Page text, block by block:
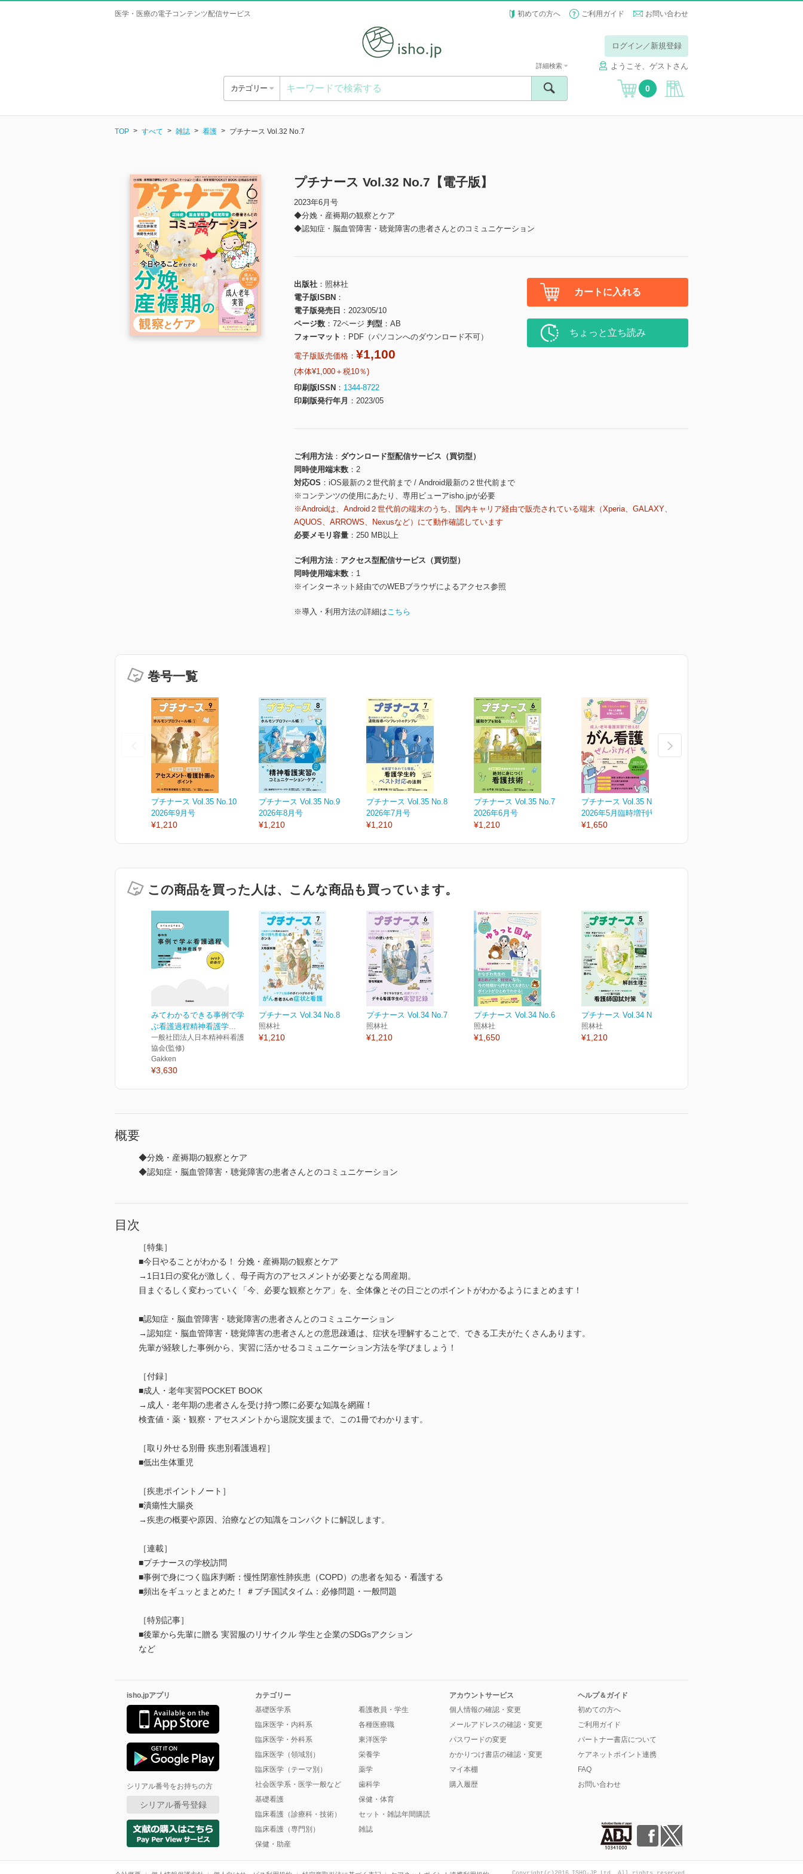
医学・医療の電子コンテンツ配信サービス 初めての方へ ご利用ガイド お問い合わせ
ログイン／新規登録
ようこそ、ゲストさん
カテゴリー
詳細検索
0
TOP すべて 雑誌 看護 プチナース Vol.32 No.7
プチナース Vol.32 No.7【電子版】
2023年6月号
◆分娩・産褥期の観察とケア
◆認知症・脳血管障害・聴覚障害の患者さんとのコミュニケーション
出版社
照林社
電子版ISBN
電子版発売日
2023/05/10
ページ数
72ページ 判型
AB
フォーマット
PDF（パソコンへのダウンロード不可）
電子版販売価格： ¥1,100
(本体¥1,000＋税10％)
印刷版ISSN
1344-8722
印刷版発行年月
2023/05
カートに入れる
ちょっと立ち読み
ご利用方法
ダウンロード型配信サービス（買切型）
同時使用端末数
2
対応OS
iOS最新の２世代前まで / Android最新の２世代前まで
※コンテンツの使用にあたり、専用ビューアisho.jpが必要
※Androidは、Android２世代前の端末のうち、国内キャリア経由で販売されている端末（Xperia、GALAXY、
AQUOS、ARROWS、Nexusなど）にて動作確認しています
必要メモリ容量
250 MB以上
ご利用方法
アクセス型配信サービス（買切型）
同時使用端末数
1
※インターネット経由でのWEBブラウザによるアクセス参照
※導入・利用方法の詳細はこちら
巻号一覧
プチナース Vol.35 No.10
2026年9月号
¥1,210
プチナース Vol.35 No.9
2026年8月号
¥1,210
プチナース Vol.35 No.8
2026年7月号
¥1,210
プチナース Vol.35 No.7
2026年6月号
¥1,210
プチナース Vol.35 No.6
2026年5月臨時増刊号
¥1,650
この商品を買った人は、こんな商品も買っています。
みてわかるできる事例で学
ぶ看護過程精神看護学...
一般社団法人日本精神科看護
協会(監修)
Gakken
¥3,630
プチナース Vol.34 No.8
照林社
¥1,210
プチナース Vol.34 No.7
照林社
¥1,210
プチナース Vol.34 No.6
照林社
¥1,650
プチナース Vol.34 No.5
照林社
¥1,210
概要
◆分娩・産褥期の観察とケア
◆認知症・脳血管障害・聴覚障害の患者さんとのコミュニケーション
目次
［特集］
■今日やることがわかる！ 分娩・産褥期の観察とケア
→1日1日の変化が激しく、母子両方のアセスメントが必要となる周産期。
目まぐるしく変わっていく「今、必要な観察とケア」を、全体像とその日ごとのポイントがわかるようにまとめます！
■認知症・脳血管障害・聴覚障害の患者さんとのコミュニケーション
→認知症・脳血管障害・聴覚障害の患者さんとの意思疎通は、症状を理解することで、できる工夫がたくさんあります。
先輩が経験した事例から、実習に活かせるコミュニケーション方法を学びましょう！
［付録］
■成人・老年実習POCKET BOOK
→成人・老年期の患者さんを受け持つ際に必要な知識を網羅！
検査値・薬・観察・アセスメントから退院支援まで、この1冊でわかります。
［取り外せる別冊 疾患別看護過程］
■低出生体重児
［疾患ポイントノート］
■潰瘍性大腸炎
→疾患の概要や原因、治療などの知識をコンパクトに解説します。
［連載］
■プチナースの学校訪問
■事例で身につく臨床判断：慢性閉塞性肺疾患（COPD）の患者を知る・看護する
■頻出をギュッとまとめた！ ＃プチ国試タイム：必修問題・一般問題
［特別記事］
■後輩から先輩に贈る 実習服のリサイクル 学生と企業のSDGsアクション
など
isho.jpアプリ
シリアル番号をお持ちの方
シリアル番号登録
カテゴリー
基礎医学系
臨床医学・内科系
臨床医学・外科系
臨床医学（領域別）
臨床医学（テーマ別）
社会医学系・医学一般など
基礎看護
臨床看護（診療科・技術）
臨床看護（専門別）
保健・助産
看護教員・学生
各種医療職
東洋医学
栄養学
薬学
歯科学
保健・体育
セット・雑誌年間購読
雑誌
アカウントサービス
個人情報の確認・変更
メールアドレスの確認・変更
パスワードの変更
かかりつけ書店の確認・変更
マイ本棚
購入履歴
ヘルプ＆ガイド
初めての方へ
ご利用ガイド
パートナー書店について
ケアネットポイント連携
FAQ
お問い合わせ